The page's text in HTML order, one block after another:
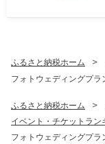
ふるさと納税ホーム
フォトウェディングプラ
ふるさと納税ホーム
イベント・チケットラン
フォトウェディングプラ